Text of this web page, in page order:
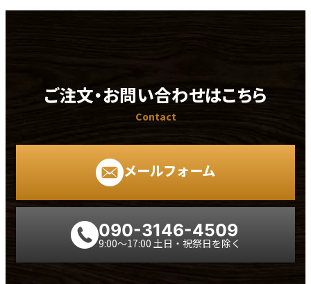
ご注文・お問い合わせはこちら
Contact
メールフォーム
090-3146-4509
9:00～17:00 土日・祝祭日を除く